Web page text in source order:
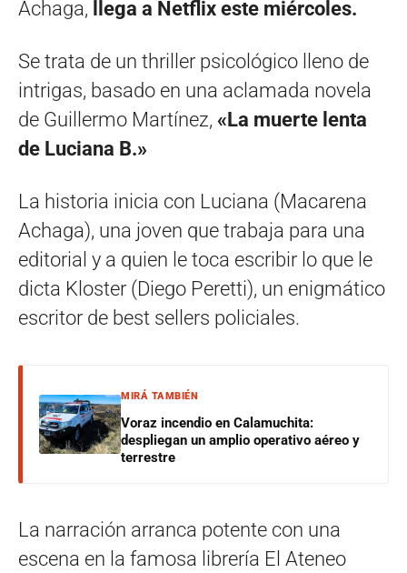
Achaga, llega a Netflix este miércoles.
Se trata de un thriller psicológico lleno de
intrigas, basado en una aclamada novela
de Guillermo Martínez, «La muerte lenta
de Luciana B.»
La historia inicia con Luciana (Macarena
Achaga), una joven que trabaja para una
editorial y a quien le toca escribir lo que le
dicta Kloster (Diego Peretti), un enigmático
escritor de best sellers policiales.
MIRÁ TAMBIÉN
Voraz incendio en Calamuchita:
despliegan un amplio operativo aéreo y
terrestre
La narración arranca potente con una
escena en la famosa librería El Ateneo